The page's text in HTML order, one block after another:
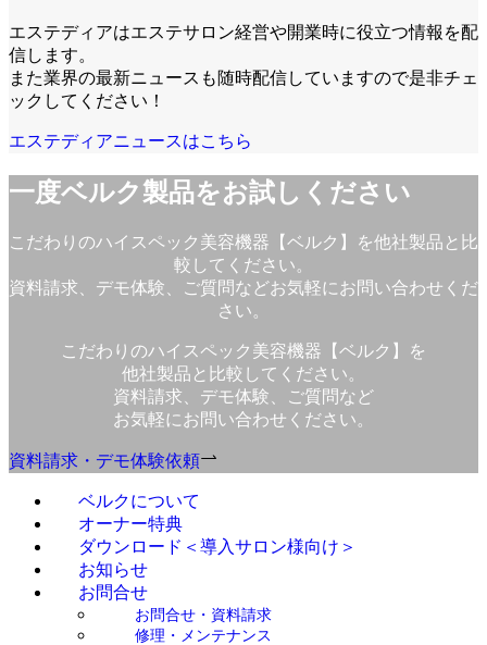
エステディアはエステサロン経営や開業時に役立つ情報を配
信します。
また業界の最新ニュースも随時配信していますので是非チェ
ックしてください！
エステディアニュースはこちら
一度ベルク製品をお試しください
こだわりのハイスペック美容機器【ベルク】を他社製品と比
較してください。
資料請求、デモ体験、ご質問などお気軽にお問い合わせくだ
さい。
こだわりのハイスペック美容機器【ベルク】を
他社製品と比較してください。
資料請求、デモ体験、ご質問など
お気軽にお問い合わせください。
資料請求・デモ体験依頼
ベルクについて
オーナー特典
ダウンロード＜導入サロン様向け＞
お知らせ
お問合せ
お問合せ・資料請求
修理・メンテナンス